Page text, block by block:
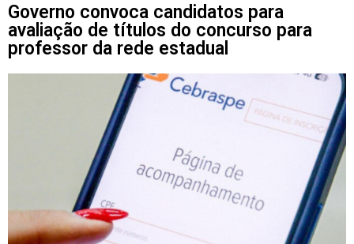
Governo convoca candidatos para
avaliação de títulos do concurso para
professor da rede estadual